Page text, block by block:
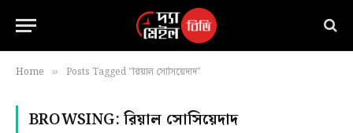
Home » Posts Tagged "রিয়াল সোসিয়েদাদ"
BROWSING:রিয়াল সোসিয়েদাদ